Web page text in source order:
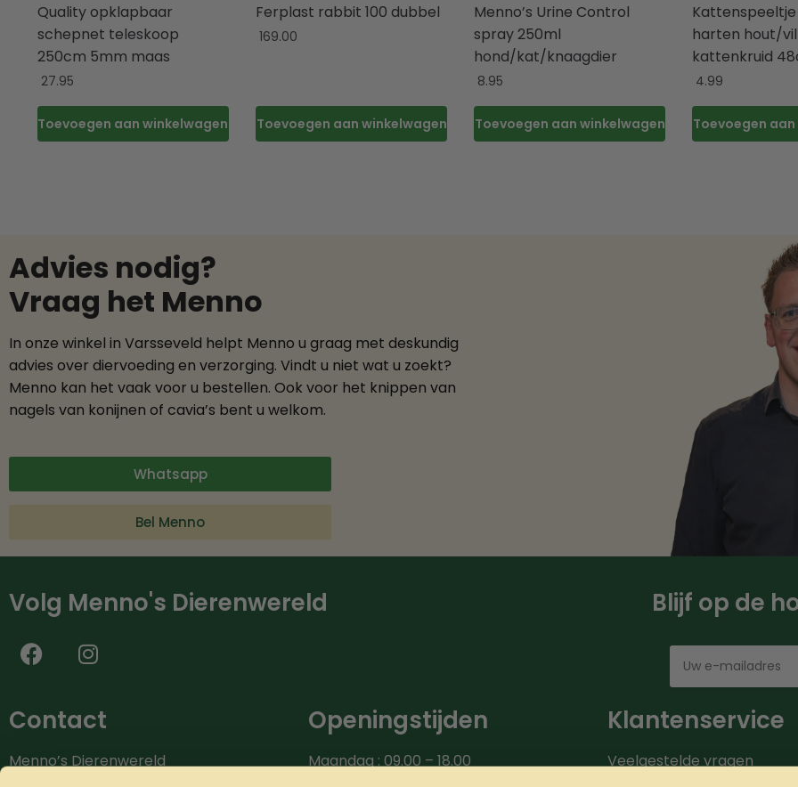
Quality opklapbaar
schepnet teleskoop
250cm 5mm maas
27.95
Toevoegen aan winkelwagen
Ferplast rabbit 100 dubbel
169.00
Toevoegen aan winkelwagen
Menno’s Urine Control
spray 250ml
hond/kat/knaagdier
8.95
Toevoegen aan winkelwagen
harten hout/
kattenkruid
4.99
Toevoegen
Advies nodig?
Vraag het Menno
In onze winkel in Varsseveld helpt Menno u graag met deskundig
advies over diervoeding en verzorging. Vindt u niet wat u zoekt?
Menno kan het vaak voor u bestellen. Ook voor het knippen van
nagels van konijnen of cavia’s bent u welkom.
Whatsapp
Bel Menno
Volg Menno's Dierenwereld Blijf op de
Contact
Menno’s Dierenwereld
Openingstijden
Maandag : 09.00 – 18.00
Klantenservice
Veelgestelde vragen